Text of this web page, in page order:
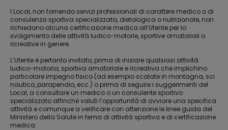
I Local, non fornendo servizi professionali di carattere medico o di
consulenza sportiva specializzata, dietologica o nutrizionale, non
richiedono alcuna certificazione medica all’Utente per lo
svolgimento delle attività ludico-motorie, sportive amatoriali o
ricreative in genere.
L’Utente è pertanto invitato, prima di iniziare qualsiasi attività
ludico-motoria, sportiva amatoriale e ricreativa che implichino
particolare impegno fisico (ad esempio scalate in montagna, sci
nautico, parapendio, ecc.) o prima di seguire i suggerimenti del
Local, a consultare un medico o un consulente sportivo
specializzato affinché valuti l’opportunità di avviare una specifica
attività e comunque a verificare con attenzione le linee guida del
Ministero della Salute in tema di attività sportiva e di certificazione
medica.